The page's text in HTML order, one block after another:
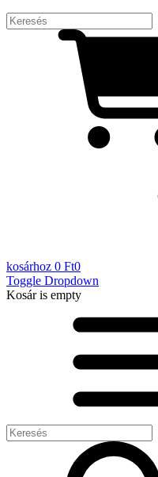
kosárhoz 0 Ft0
Toggle Dropdown
Kosáris empty